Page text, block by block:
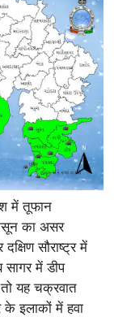
में तूफान
का असर
सौराष्ट्र में
में डीप
यह चक्रवात
इलाकों में हवा